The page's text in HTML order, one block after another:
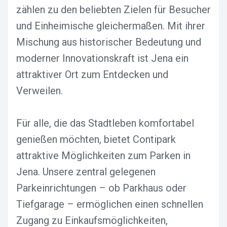
zählen zu den beliebten Zielen für Besucher
und Einheimische gleichermaßen. Mit ihrer
Mischung aus historischer Bedeutung und
moderner Innovationskraft ist Jena ein
attraktiver Ort zum Entdecken und
Verweilen.
Für alle, die das Stadtleben komfortabel
genießen möchten, bietet Contipark
attraktive Möglichkeiten zum Parken in
Jena. Unsere zentral gelegenen
Parkeinrichtungen – ob Parkhaus oder
Tiefgarage – ermöglichen einen schnellen
Zugang zu Einkaufsmöglichkeiten,